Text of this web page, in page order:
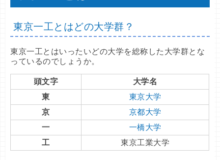
東京一工とはどの大学群？
東京一工とはいったいどの大学を総称した大学群とな
っているのでしょうか。
頭文字
大学名
東
東京大学
京
京都大学
一
一橋大学
工
東京工業大学